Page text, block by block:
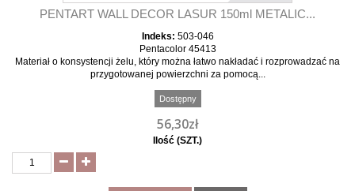
PENTART WALL DECOR LASUR 150ml METALIC...
Indeks: 503-046
Pentacolor 45413
Materiał o konsystencji żelu, który można łatwo nakładać i rozprowadzać na
przygotowanej powierzchni za pomocą...
Dostępny
56,30zł
Ilość (SZT.)